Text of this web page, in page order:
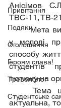
Привітання
Подяки
Оголошення
Героям слава!
Тревелблог
Студентське
Анісімов
ТВС-11, ТВ-
	Мета виховної години: виховати
у молоді
способу
студентів
тютюну на
актуальна,